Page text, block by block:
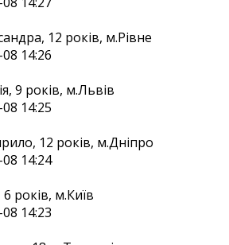
12 років, м.Рівне
14:26
9 років, м.Львів
14:25
12 років, м.Дніпро
14:24
років, м.Київ
14:23